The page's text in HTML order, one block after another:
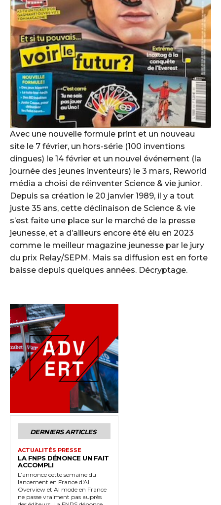
Avec une nouvelle formule print et un nouveau
site le 7 février, un hors-série (100 inventions
dingues) le 14 février et un nouvel événement (la
journée des jeunes inventeurs) le 3 mars, Reworld
média a choisi de réinventer Science & vie junior.
Depuis sa création le 20 janvier 1989, il y a tout
juste 35 ans, cette déclinaison de Science & vie
s’est faite une place sur le marché de la presse
jeunesse, et a d’ailleurs encore été élu en 2023
comme le meilleur magazine jeunesse par le jury
du prix Relay/SEPM. Mais sa diffusion est en forte
baisse depuis quelques années. Décryptage.
DERNIERS ARTICLES
ACTUALITÉS PRESSE
LA FNPS DÉNONCE UN FAIT
ACCOMPLI
L’annonce cette semaine du
lancement en France d'AI
Overview et AI mode en France
ne passe vraiment pas auprès